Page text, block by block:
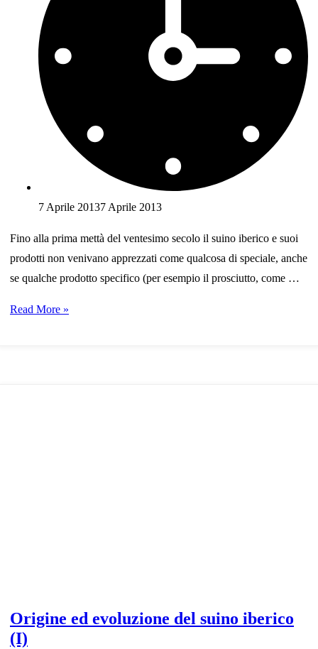
7 Aprile 20137 Aprile 2013
Fino alla prima mettà del ventesimo secolo il suino iberico e suoi
prodotti non venivano apprezzati come qualcosa di speciale, anche
se qualche prodotto specifico (per esempio il prosciutto, come …
Origine
Read More »
Origine ed evoluzione del suino iberico
(I)